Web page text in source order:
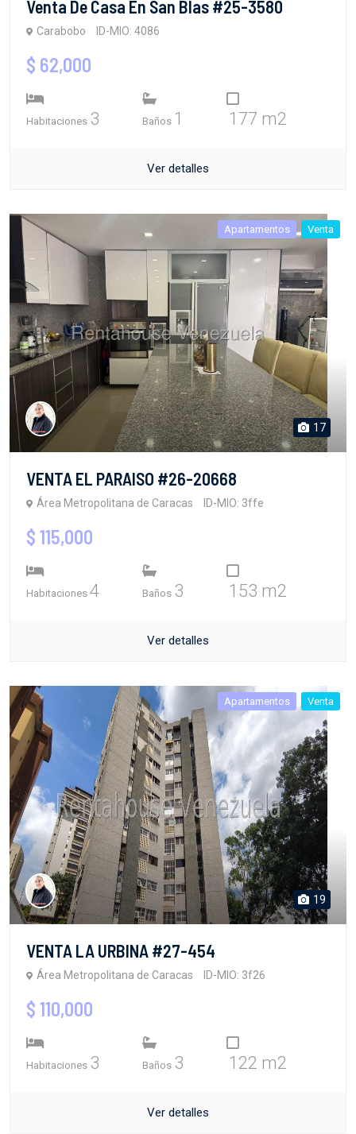
Venta De Casa En San Blas #25-3580
Carabobo ID-MIO: 4086
$ 62,000
Habitaciones 3 Baños 1 177 m2
Ver detalles
Apartamentos Venta
17
VENTA EL PARAISO #26-20668
Área Metropolitana de Caracas ID-MIO: 3ffe
$ 115,000
Habitaciones 4 Baños 3 153 m2
Ver detalles
Apartamentos Venta
19
VENTA LA URBINA #27-454
Área Metropolitana de Caracas ID-MIO: 3f26
$ 110,000
Habitaciones 3 Baños 3 122 m2
Ver detalles